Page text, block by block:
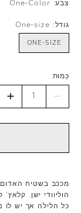
צבע: One-Color
גודל: One-size
ONE-SIZE
כַּמוּת
מככב בשטיח האדום
הוליוודי ישן.
כל הלילה אך יש לו